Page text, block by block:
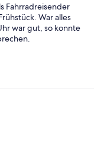
Fahrradreisender
War alles
war gut, so konnte